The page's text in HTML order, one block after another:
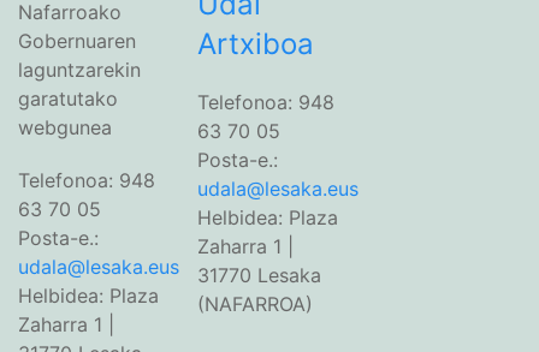
Nafarroako
Gobernuaren
laguntzarekin
garatutako
webgunea
Telefonoa: 948
63 70 05
Posta-e.:
udala@lesaka.eus
Helbidea: Plaza
Zaharra 1 |
Artxiboa
Telefonoa: 948
63 70 05
Posta-e.:
udala@lesaka.eus
Helbidea: Plaza
Zaharra 1 |
31770 Lesaka
(NAFARROA)